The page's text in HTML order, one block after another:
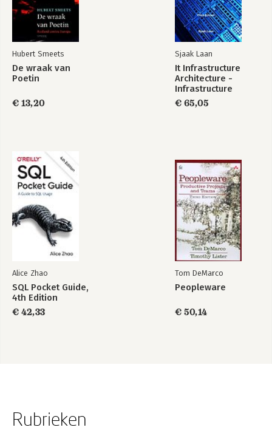
Hubert Smeets
De wraak van
Poetin
€ 13,20
Sjaak Laan
It Infrastructure
Architecture -
Infrastructure
Building Blocks and
Concepts Third
€ 65,05
Alice Zhao
SQL Pocket Guide,
4th Edition
€ 42,33
Tom DeMarco
Peopleware
€ 50,14
Rubrieken